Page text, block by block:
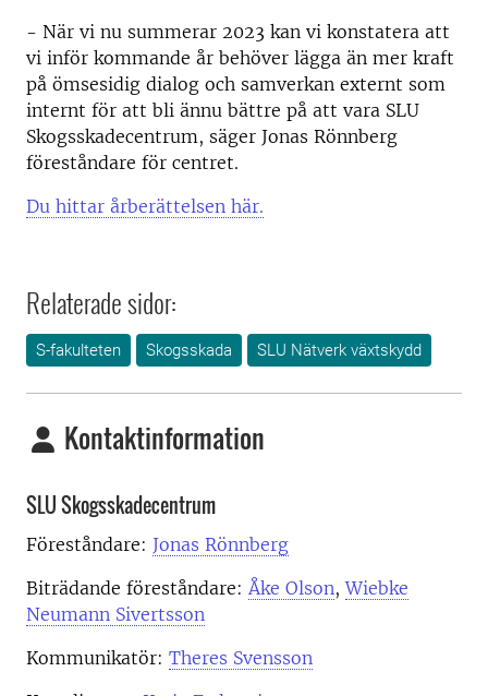
- När vi nu summerar 2023 kan vi konstatera att
vi inför kommande år behöver lägga än mer kraft
på ömsesidig dialog och samverkan externt som
internt för att bli ännu bättre på att vara SLU
Skogsskadecentrum, säger Jonas Rönnberg
föreståndare för centret.
Du hittar årberättelsen här.
Relaterade sidor:
S-fakulteten Skogsskada SLU Nätverk växtskydd
Kontaktinformation
SLU Skogsskadecentrum
Föreståndare: Jonas Rönnberg
Biträdande föreståndare: Åke Olson,Wiebke
Neumann Sivertsson
Kommunikatör: Theres Svensson